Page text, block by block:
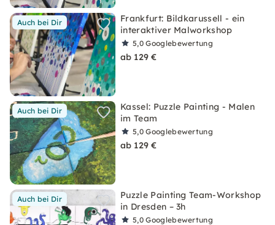
Auch bei Dir
Frankfurt: Bildkarussell - ein
interaktiver Malworkshop
5,0Googlebewertung
ab 129 €
Auch bei Dir
Kassel: Puzzle Painting - Malen
im Team
5,0Googlebewertung
ab 129 €
Auch bei Dir
Puzzle Painting Team-Workshop
in Dresden – 3h
5,0Googlebewertung